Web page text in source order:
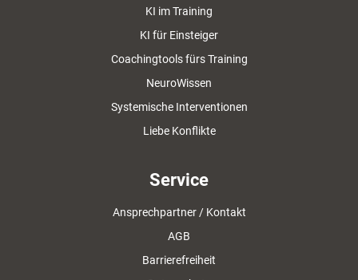
KI im Training
KI für Einsteiger
Coachingtools fürs Training
NeuroWissen
Systemische Interventionen
Liebe Konflikte
Service
Ansprechpartner / Kontakt
AGB
Barrierefreiheit